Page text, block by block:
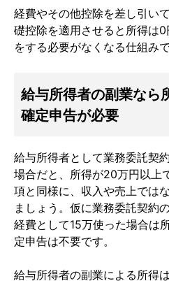
経費やその他控除を差し引い
礎控除を適用させると所得は
をする必要がなくなる仕組みで
給与所得者の副業なら
確定申告が必要
給与所得者として業務委託契
場合だと、所得が20万円以上
項と同様に、収入や売上では
ましょう。仮に業務委託契約
経費として15万使った場合は
定申告は不要です。
給与所得者の副業による所得